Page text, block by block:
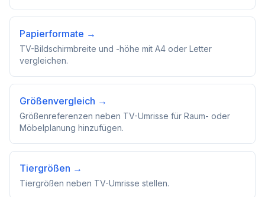
Papierformate →
TV-Bildschirmbreite und -höhe mit A4 oder Letter
vergleichen.
Größenvergleich →
Größenreferenzen neben TV-Umrisse für Raum- oder
Möbelplanung hinzufügen.
Tiergrößen →
Tiergrößen neben TV-Umrisse stellen.